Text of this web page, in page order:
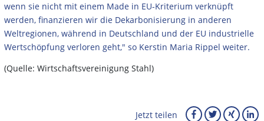
wenn sie nicht mit einem Made in EU-Kriterium verknüpft
werden, finanzieren wir die Dekarbonisierung in anderen
Weltregionen, während in Deutschland und der EU industrielle
Wertschöpfung verloren geht," so Kerstin Maria Rippel weiter.
(Quelle: Wirtschaftsvereinigung Stahl)
Jetzt teilen